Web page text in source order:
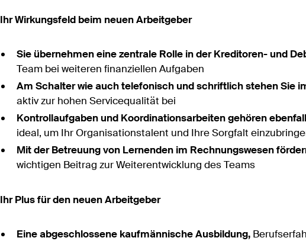
Ihr Wirkungsfeld beim neuen Arbeitgeber
Sie übernehmen eine zentrale Rolle in der Kreditoren- und
Team bei weiteren finanziellen Aufgaben
Am Schalter wie auch telefonisch und schriftlich stehen Sie
aktiv zur hohen Servicequalität bei
Kontrollaufgaben und Koordinationsarbeiten gehören
ideal, um Ihr Organisationstalent und Ihre Sorgfalt
Mit der Betreuung von Lernenden im Rechnungswesen
wichtigen Beitrag zur Weiterentwicklung des Teams
Ihr Plus für den neuen Arbeitgeber
Eine abgeschlossene kaufmännische Ausbildung,